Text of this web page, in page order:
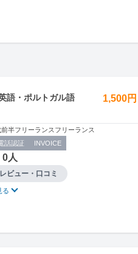
語・ポルトガル語 1,500
半フリーランス フリーランス
話認証 INVOICE
0人
レビュー・口コミ
る